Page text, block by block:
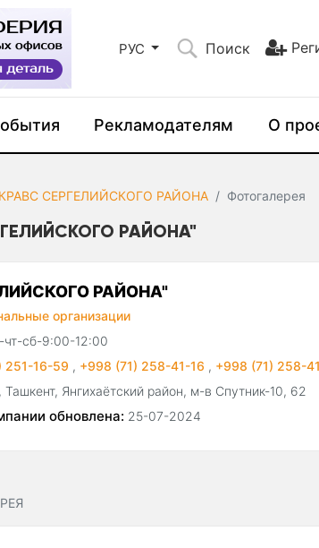
РУС Поиск
Рекламодателям О
КРАВС СЕРГЕЛИЙСКОГО РАЙОНА Фотогалерея
РАЙОНА"
РАЙОНА"
организации
чт-сб-9:00-12:00
251-16-59 , +998 (71) 258-41-16 , +998 (71) 258-
Ташкент, Янгихаётский район, м-в Спутник-10, 62
обновлена: 25-07-2024